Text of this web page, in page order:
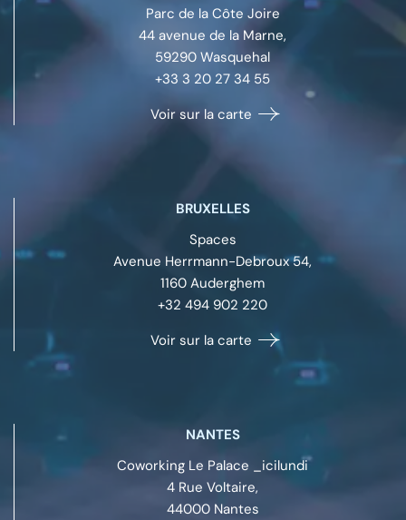
Parc de la Côte Joire
44 avenue de la Marne,
59290 Wasquehal
+33 3 20 27 34 55
Voir sur la carte
BRUXELLES
Spaces
Avenue Herrmann-Debroux 54,
1160 Auderghem
+32 494 902 220
Voir sur la carte
NANTES
Coworking Le Palace _icilundi
4 Rue Voltaire,
44000 Nantes